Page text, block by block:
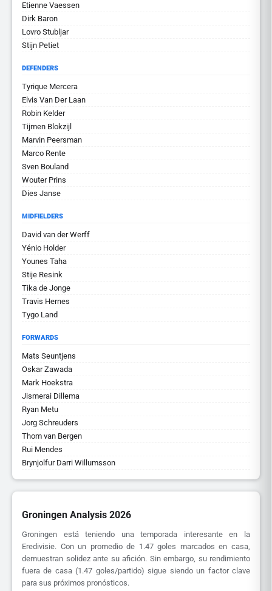
Etienne Vaessen
Dirk Baron
Lovro Stubljar
Stijn Petiet
DEFENDERS
Tyrique Mercera
Elvis Van Der Laan
Robin Kelder
Tijmen Blokzijl
Marvin Peersman
Marco Rente
Sven Bouland
Wouter Prins
Dies Janse
MIDFIELDERS
David van der Werff
Yénio Holder
Younes Taha
Stije Resink
Tika de Jonge
Travis Hernes
Tygo Land
FORWARDS
Mats Seuntjens
Oskar Zawada
Mark Hoekstra
Jismerai Dillema
Ryan Metu
Jorg Schreuders
Thom van Bergen
Rui Mendes
Brynjolfur Darri Willumsson
Groningen Analysis 2026
Groningen está teniendo una temporada interesante en la
Eredivisie. Con un promedio de 1.47 goles marcados en casa,
demuestran solidez ante su afición. Sin embargo, su rendimiento
fuera de casa (1.47 goles/partido) sigue siendo un factor clave
para sus próximos pronósticos.